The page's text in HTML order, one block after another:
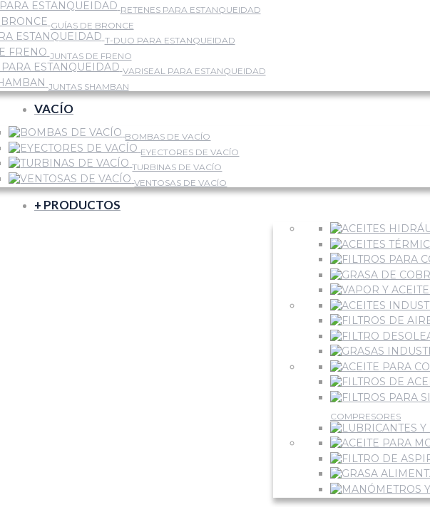
RETENES PARA ESTANQUEIDAD
GUÍAS DE BRONCE
T-DUO PARA ESTANQUEIDAD
JUNTAS DE FRENO
VARISEAL PARA ESTANQUEIDAD
JUNTAS SHAMBAN
VACÍO
BOMBAS DE VACÍO
EYECTORES DE VACÍO
TURBINAS DE VACÍO
VENTOSAS DE VACÍO
+ PRODUCTOS
COMPRESORES